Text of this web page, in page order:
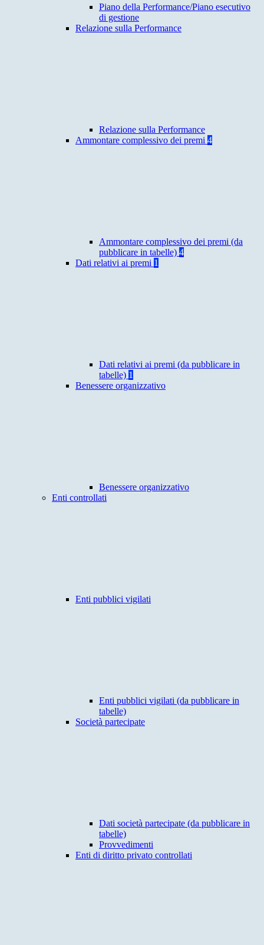
Piano della Performance/Piano esecutivo
di gestione
Relazione sulla Performance
Relazione sulla Performance
Ammontare complessivo dei premi 4
Ammontare complessivo dei premi (da
pubblicare in tabelle) 4
Dati relativi ai premi 1
Dati relativi ai premi (da pubblicare in
tabelle) 1
Benessere organizzativo
Benessere organizzativo
Enti controllati
Enti pubblici vigilati
Enti pubblici vigilati (da pubblicare in
tabelle)
Società partecipate
Dati società partecipate (da pubblicare in
tabelle)
Provvedimenti
Enti di diritto privato controllati